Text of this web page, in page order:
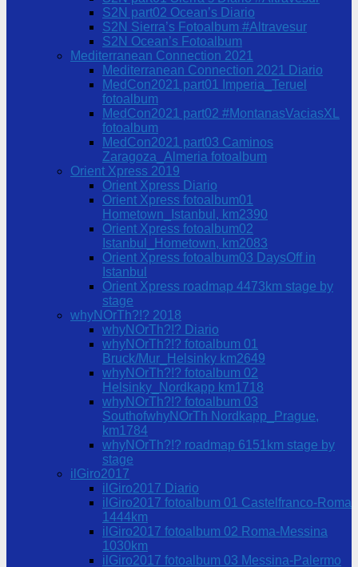
S2N part02 Ocean’s Diario
S2N Sierra’s Fotoalbum #Altravesur
S2N Ocean’s Fotoalbum
Mediterranean Connection 2021
Mediterranean Connection 2021 Diario
MedCon2021 part01 Imperia_Teruel
fotoalbum
MedCon2021 part02 #MontanasVaciasXL
fotoalbum
MedCon2021 part03 Caminos
Zaragoza_Almeria fotoalbum
Orient Xpress 2019
Orient Xpress Diario
Orient Xpress fotoalbum01
Hometown_Istanbul, km2390
Orient Xpress fotoalbum02
Istanbul_Hometown, km2083
Orient Xpress fotoalbum03 DaysOff in
Istanbul
Orient Xpress roadmap 4473km stage by
stage
whyNOrTh?!? 2018
whyNOrTh?!? Diario
whyNOrTh?!? fotoalbum 01
Bruck/Mur_Helsinky km2649
whyNOrTh?!? fotoalbum 02
Helsinky_Nordkapp km1718
whyNOrTh?!? fotoalbum 03
SouthofwhyNOrTh Nordkapp_Prague,
km1784
whyNOrTh?!? roadmap 6151km stage by
stage
ilGiro2017
ilGiro2017 Diario
ilGiro2017 fotoalbum 01 Castelfranco-Roma
1444km
ilGiro2017 fotoalbum 02 Roma-Messina
1030km
ilGiro2017 fotoalbum 03 Messina-Palermo